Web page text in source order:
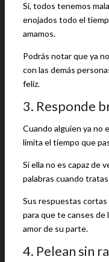
Sí, todos tenemos
enojados todo el
amamos.
Podrás notar que ya
con las demás
feliz.
3. Responde
Cuando alguien ya no
limita el tiempo que
Si ella no es capaz de
palabras cuando
Sus respuestas
para que te canses de
amor de su parte.
4. Pelean sin